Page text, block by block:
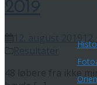
48 løbere fra ikke